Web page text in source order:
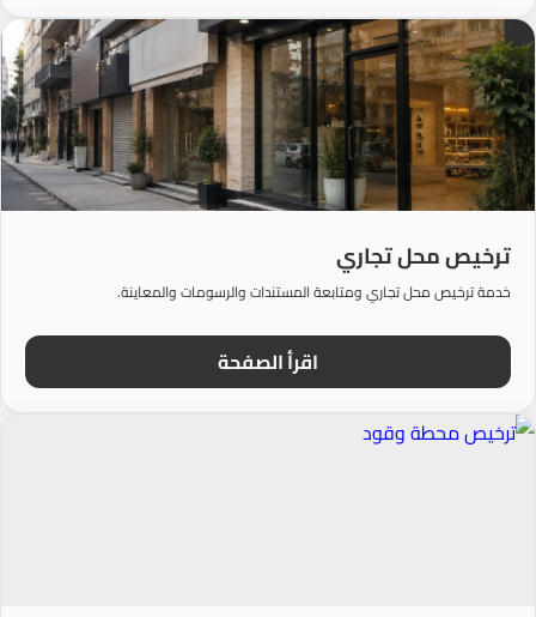
ترخيص محل تجاري
خدمة ترخيص محل تجاري ومتابعة المستندات والرسومات والمعاينة.
اقرأ الصفحة